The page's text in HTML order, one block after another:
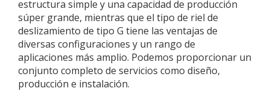
estructura simple y una capacidad de producción
súper grande, mientras que el tipo de riel de
deslizamiento de tipo G tiene las ventajas de
diversas configuraciones y un rango de
aplicaciones más amplio. Podemos proporcionar un
conjunto completo de servicios como diseño,
producción e instalación.